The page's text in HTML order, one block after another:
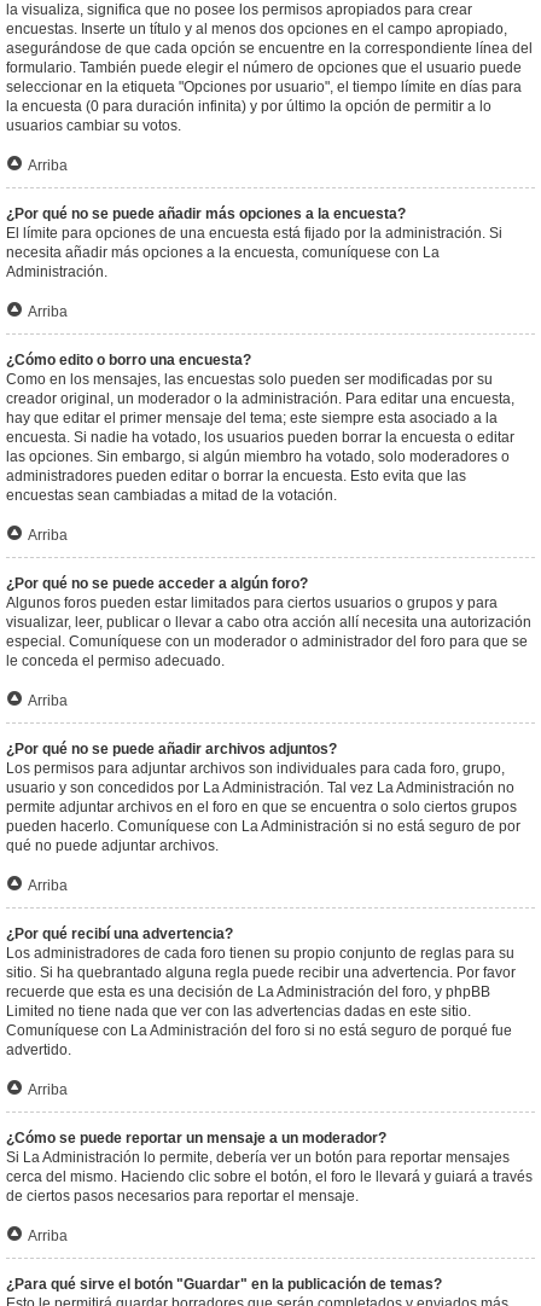
la visualiza, significa que no posee los permisos apropiados para crear
encuestas. Inserte un título y al menos dos opciones en el campo apropiado,
asegurándose de que cada opción se encuentre en la correspondiente línea del
formulario. También puede elegir el número de opciones que el usuario puede
seleccionar en la etiqueta "Opciones por usuario", el tiempo límite en días para
la encuesta (0 para duración infinita) y por último la opción de permitir a lo
usuarios cambiar su votos.
Arriba
¿Por qué no se puede añadir más opciones a la encuesta?
El límite para opciones de una encuesta está fijado por la administración. Si
necesita añadir más opciones a la encuesta, comuníquese con La
Administración.
Arriba
¿Cómo edito o borro una encuesta?
Como en los mensajes, las encuestas solo pueden ser modificadas por su
creador original, un moderador o la administración. Para editar una encuesta,
hay que editar el primer mensaje del tema; este siempre esta asociado a la
encuesta. Si nadie ha votado, los usuarios pueden borrar la encuesta o editar
las opciones. Sin embargo, si algún miembro ha votado, solo moderadores o
administradores pueden editar o borrar la encuesta. Esto evita que las
encuestas sean cambiadas a mitad de la votación.
Arriba
¿Por qué no se puede acceder a algún foro?
Algunos foros pueden estar limitados para ciertos usuarios o grupos y para
visualizar, leer, publicar o llevar a cabo otra acción allí necesita una autorización
especial. Comuníquese con un moderador o administrador del foro para que se
le conceda el permiso adecuado.
Arriba
¿Por qué no se puede añadir archivos adjuntos?
Los permisos para adjuntar archivos son individuales para cada foro, grupo,
usuario y son concedidos por La Administración. Tal vez La Administración no
permite adjuntar archivos en el foro en que se encuentra o solo ciertos grupos
pueden hacerlo. Comuníquese con La Administración si no está seguro de por
qué no puede adjuntar archivos.
Arriba
¿Por qué recibí una advertencia?
Los administradores de cada foro tienen su propio conjunto de reglas para su
sitio. Si ha quebrantado alguna regla puede recibir una advertencia. Por favor
recuerde que esta es una decisión de La Administración del foro, y phpBB
Limited no tiene nada que ver con las advertencias dadas en este sitio.
Comuníquese con La Administración del foro si no está seguro de porqué fue
advertido.
Arriba
¿Cómo se puede reportar un mensaje a un moderador?
Si La Administración lo permite, debería ver un botón para reportar mensajes
cerca del mismo. Haciendo clic sobre el botón, el foro le llevará y guiará a través
de ciertos pasos necesarios para reportar el mensaje.
Arriba
¿Para qué sirve el botón "Guardar" en la publicación de temas?